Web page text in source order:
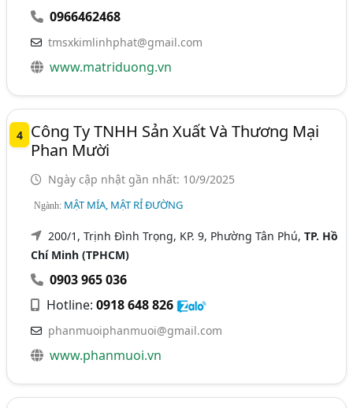
0966462468
tmsxkimlinhphat@gmail.com
www.matriduong.vn
4
Công Ty TNHH Sản Xuất Và Thương Mại
Phan Mười
Ngày cập nhật gần nhất: 10/9/2025
Ngành: MẬT MÍA, MẬT RỈ ĐƯỜNG
200/1, Trịnh Đình Trọng, KP. 9, Phường Tân Phú,TP. Hồ
Chí Minh (TPHCM)
0903 965 036
Hotline:0918 648 826
phanmuoiphanmuoi@gmail.com
www.phanmuoi.vn